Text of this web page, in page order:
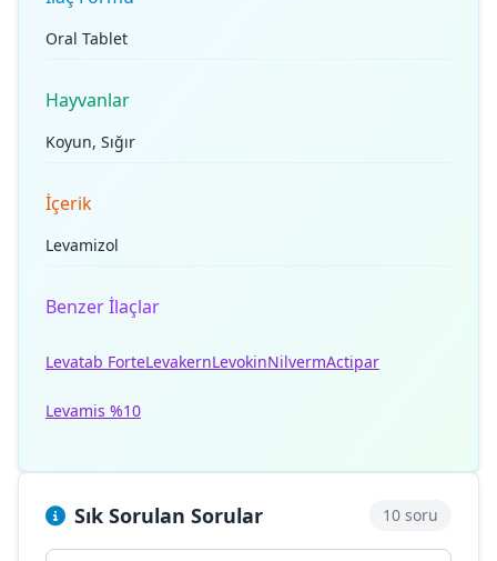
Oral Tablet
Hayvanlar
Koyun, Sığır
İçerik
Levamizol
Benzer İlaçlar
Levatab ForteLevakernLevokinNilvermActipar
Levamis %10
Sık Sorulan Sorular 10 soru